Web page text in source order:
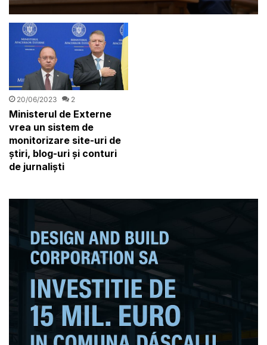
pentru detectarea dronelor
în larg
20/06/2023 2
Ministerul de Externe
vrea un sistem de
monitorizare site-uri de
ştiri, blog-uri şi conturi
de jurnalişti